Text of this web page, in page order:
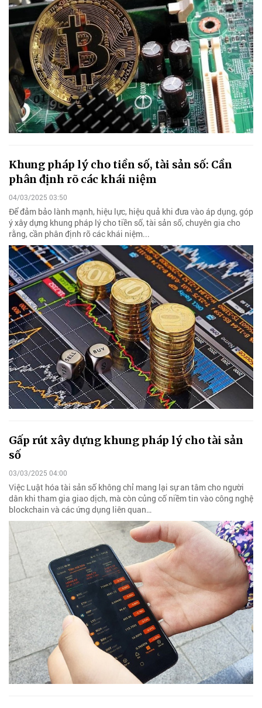
Khung pháp lý cho tiền số, tài sản số: Cần
phân định rõ các khái niệm
04/03/2025 03:50
Để đảm bảo lành mạnh, hiệu lực, hiệu quả khi đưa vào áp dụng, góp
ý xây dựng khung pháp lý cho tiền số, tài sản số, chuyên gia cho
rằng, cần phân định rõ các khái niệm...
Gấp rút xây dựng khung pháp lý cho tài sản
số
03/03/2025 04:00
Việc Luật hóa tài sản số không chỉ mang lại sự an tâm cho người
dân khi tham gia giao dịch, mà còn củng cố niềm tin vào công nghệ
blockchain và các ứng dụng liên quan…